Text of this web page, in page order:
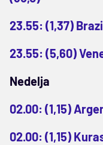
23.55: (1,37)
23.55: (5,60)
Nedelja
02.00: (1,15)
02.00: (1,15)